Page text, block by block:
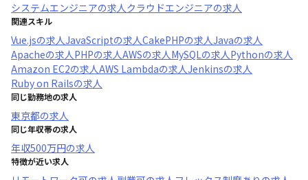
システムエンジニアの求人クラウドエンジニアの求人
関連スキル
Vue.jsの求人JavaScriptの求人CakePHPの求人Javaの求人
Apacheの求人PHPの求人AWSの求人MySQLの求人Pythonの求人
Amazon EC2の求人AWS Lambdaの求人Jenkinsの求人
Ruby on Railsの求人
同じ勤務地の求人
東京都の求人
同じ年収帯の求人
年収500万円の求人
特徴が近い求人